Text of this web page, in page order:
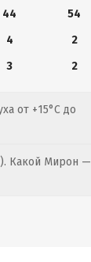
44
54
4
2
3 2
от +15°C до
Какой Мирон —